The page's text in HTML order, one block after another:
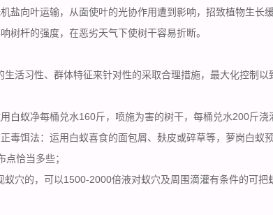
盐向叶运输，从面使叶的光协作用遭到影响，招致植物生长
树杆的强度，在恶劣天气下使树干容易折断。
生活习性、群体特征来针对性的采取合理措施，最大化控制
白蚁净每桶兑水160斤，喷施为害的树干，每桶兑水200斤浇
毒饵法：运用白蚁喜食的面包屑、麸皮或碎草等，萝岗白蚁
恰当多些；
穴的，可以1500-2000倍液对蚁穴及周围滴灌有条件的可把